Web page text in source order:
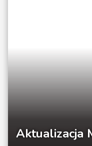
Aktualizacja